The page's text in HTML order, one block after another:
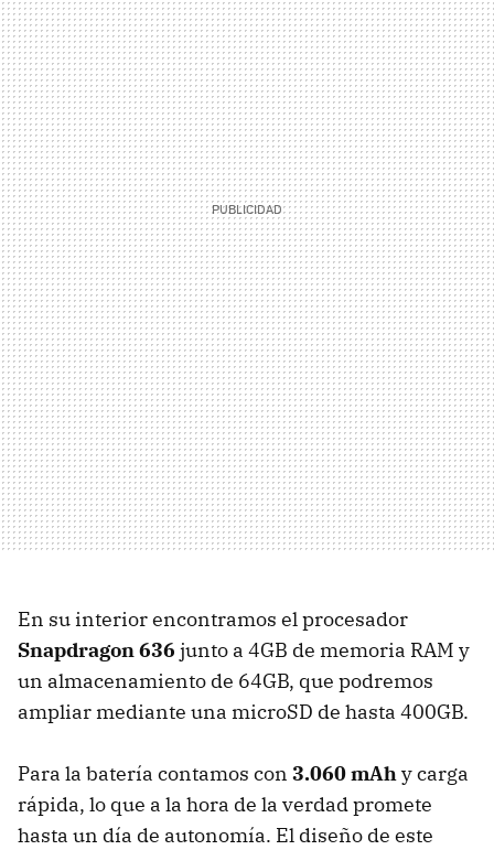
En su interior encontramos el procesador
Snapdragon 636 junto a 4GB de memoria RAM y
un almacenamiento de 64GB, que podremos
ampliar mediante una microSD de hasta 400GB.
Para la batería contamos con 3.060 mAhy carga
rápida, lo que a la hora de la verdad promete
hasta un día de autonomía. El diseño de este